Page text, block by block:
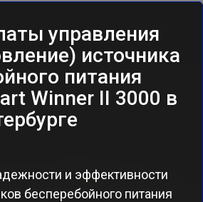
управления
источника
питания
Winner II 3000 в
и эффективности
бесперебойного питания